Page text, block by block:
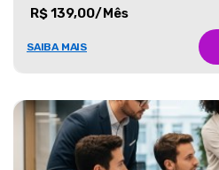
R$ 139,00/Mês
SAIBA MAIS